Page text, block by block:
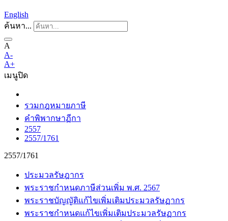
English
ค้นหา...
A
A-
A+
เมนูปิด
รวมกฎหมายภาษี
คำพิพากษาฏีกา
2557
2557/1761
2557/1761
ประมวลรัษฎากร
พระราชกำหนดภาษีส่วนเพิ่ม พ.ศ. 2567
พระราชบัญญัติแก้ไขเพิ่มเติมประมวลรัษฏากร
พระราชกำหนดแก้ไขเพิ่มเติมประมวลรัษฏากร